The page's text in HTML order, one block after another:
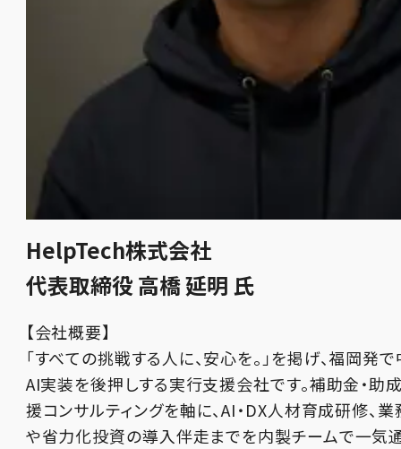
HelpTech株式会社
代表取締役 高橋 延明 氏
【会社概要】
「すべての挑戦する人に、安心を。」を掲げ、福岡発
AI実装を後押しする実行支援会社です。補助金・助
援コンサルティングを軸に、AI・DX人材育成研修、
や省力化投資の導入伴走までを内製チームで一気